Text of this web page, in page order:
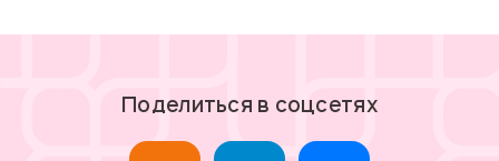
Поделиться в соцсетях